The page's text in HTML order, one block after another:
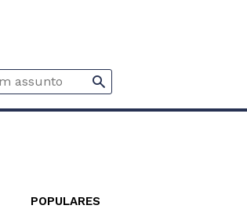
POPULARES